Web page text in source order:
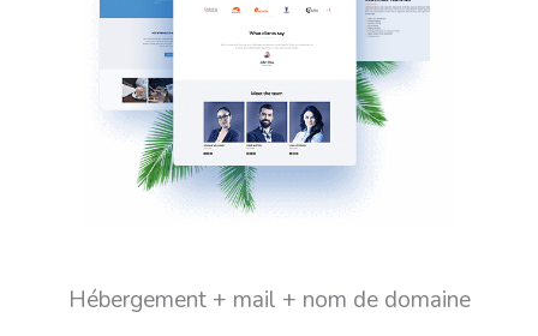
Hébergement + mail + nom de domaine